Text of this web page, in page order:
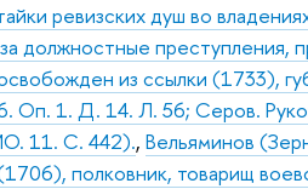
ревизских душ во
должностные преступления,
из ссылки (1733),
Оп. 1. Д. 14. Л. 56; Серов.
11. С. 442).,Вельяминов
полковник, товарищ